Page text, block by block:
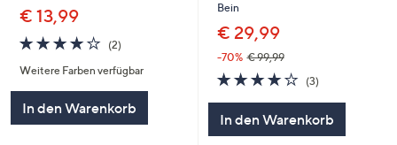
€ 13,99
4.0
von
5
(2)2
Weitere Farben verfügbar
In den Warenkorb
Bein
€ 29,99
-70% € 99,99
4.0
von
(3)3
In den Warenkorb